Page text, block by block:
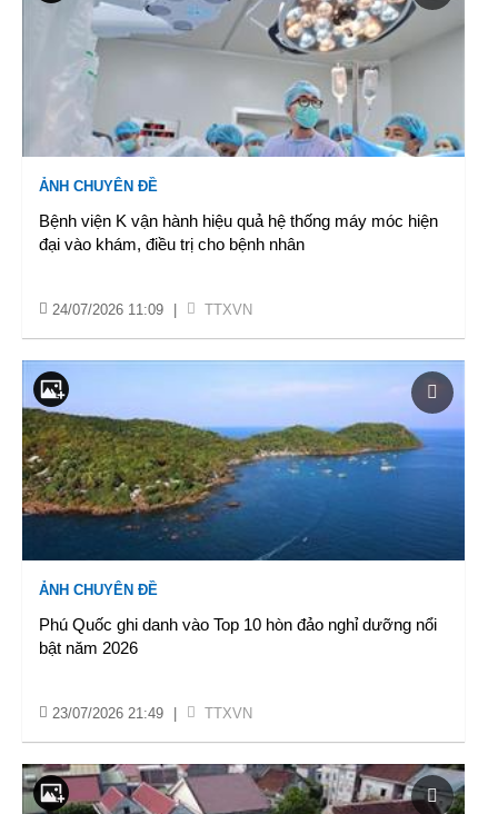
ẢNH CHUYÊN ĐỀ
Bệnh viện K vận hành hiệu quả hệ thống máy móc hiện
đại vào khám, điều trị cho bệnh nhân
24/07/2026 11:09 TTXVN
ẢNH CHUYÊN ĐỀ
Phú Quốc ghi danh vào Top 10 hòn đảo nghỉ dưỡng nổi
bật năm 2026
23/07/2026 21:49 TTXVN